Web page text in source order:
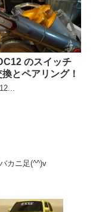
のスイッチ
とペアリング！
カニ足(^^)v